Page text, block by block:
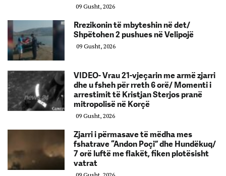
09 Gusht, 2026
Rrezikonin të mbyteshin në det/
Shpëtohen 2 pushues në Velipojë
09 Gusht, 2026
VIDEO- Vrau 21-vjeçarin me armë zjarri
dhe u fsheh për rreth 6 orë/ Momenti i
arrestimit të Kristjan Sterjos pranë
mitropolisë në Korçë
09 Gusht, 2026
Zjarri i përmasave të mëdha mes
fshatrave “Andon Poçi” dhe Hundëkuq/
7 orë luftë me flakët, fiken plotësisht
vatrat